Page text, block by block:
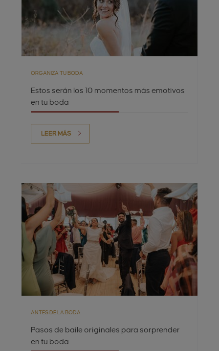
ORGANIZA TU BODA
Estos serán los 10 momentos más emotivos
en tu boda
LEER MÁS
ANTES DE LA BODA
Pasos de baile originales para sorprender
en tu boda